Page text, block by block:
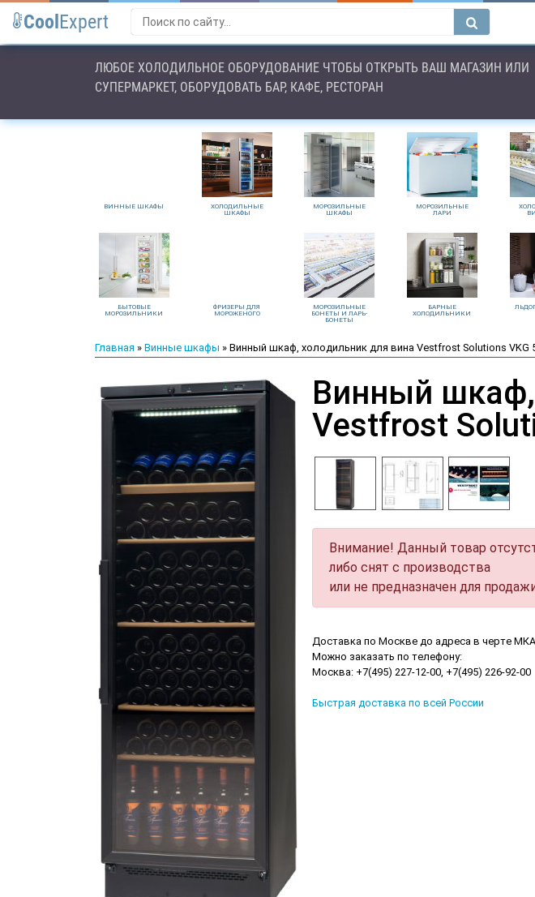
Cool Expert
ЛЮБОЕ ХОЛОДИЛЬНОЕ ОБОРУДОВАНИЕ ЧТОБЫ ОТКРЫТЬ ВАШ МАГАЗИН ИЛИ
СУПЕРМАРКЕТ, ОБОРУДОВАТЬ БАР, КАФЕ, РЕСТОРАН
ВИННЫЕ ШКАФЫ
ХОЛОДИЛЬНЫЕ
ШКАФЫ
МОРОЗИЛЬНЫЕ
ШКАФЫ
МОРОЗИЛЬНЫЕ
ЛАРИ
БЫТОВЫЕ
МОРОЗИЛЬНИКИ
ФРИЗЕРЫ ДЛЯ
МОРОЖЕНОГО
МОРОЗИЛЬНЫЕ
БОНЕТЫ И ЛАРЬ-
БОНЕТЫ
БАРНЫЕ
ХОЛОДИЛЬНИКИ
Главная » Винные шкафы » Винный шкаф, холодильник для вина Vestfrost Solutions VKG
Винный шкаф,
Vestfrost
Внимание! Данный товар
либо снят с производства
или не предназначен для
Доставка по Москве до адреса в черте
Можно заказать по телефону:
Москва: +7(495) 227-12-00, +7(495) 226-92-00
Быстрая доставка по всей России